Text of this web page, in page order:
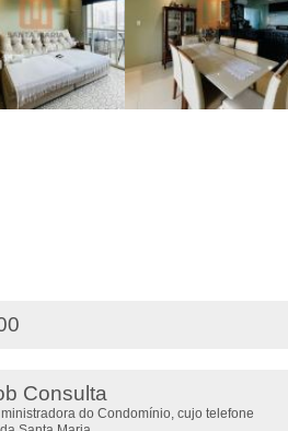
Consulta
do Condomínio, cujo telefone